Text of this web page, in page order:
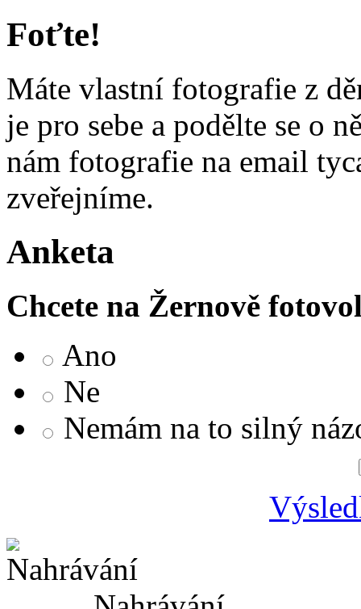
Foťte!
Máte vlastní fotografie z
je pro sebe a podělte se o
nám fotografie na email
zveřejníme.
Anketa
Chcete na Žernově
Ano
Ne
Nemám na to silný